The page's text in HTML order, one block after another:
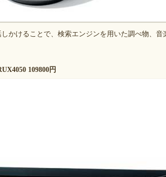
かけることで、検索エンジンを用いた調べ物、音
109800円